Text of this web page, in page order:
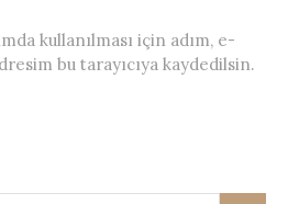
kullanılması için adım, e-
bu tarayıcıya kaydedilsin.